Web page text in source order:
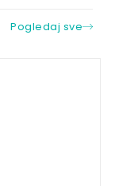
Pogledaj sve